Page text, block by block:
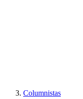
Columnistas